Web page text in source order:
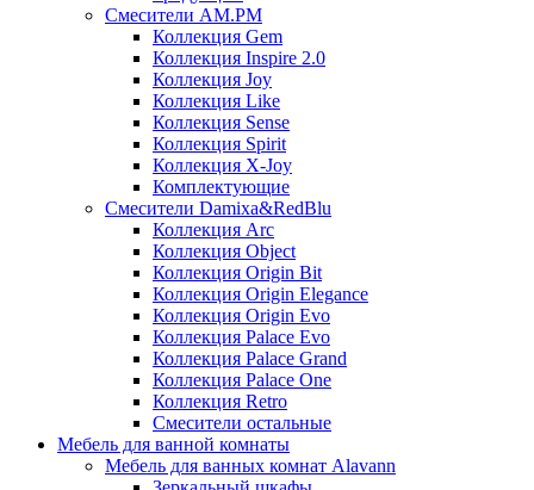
Смесители AM.PM
Коллекция Gem
Коллекция Inspire 2.0
Коллекция Joy
Коллекция Like
Коллекция Sense
Коллекция Spirit
Коллекция X-Joy
Комплектующие
Смесители Damixa&RedBlu
Коллекция Arc
Коллекция Object
Коллекция Origin Bit
Коллекция Origin Elegance
Коллекция Origin Evo
Коллекция Palace Evo
Коллекция Palace Grand
Коллекция Palace One
Коллекция Retro
Смесители остальные
Мебель для ванной комнаты
Мебель для ванных комнат Alavann